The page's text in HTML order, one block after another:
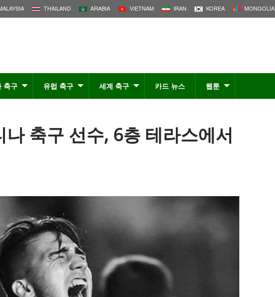
THAILAND ARABIA VIETNAM IRAN KOREA MONGOLIA
축구 유럽 축구 세계 축구 카드 뉴스 웹툰
축구 선수, 6층 테라스에서